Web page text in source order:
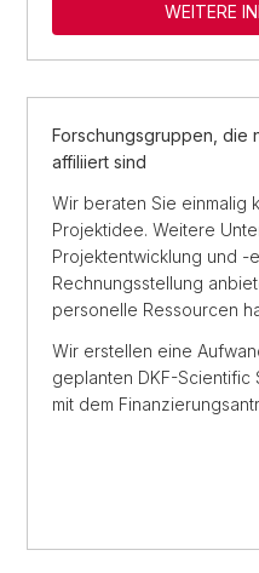
WEITERE
Forschungsgruppen, die
affiliiert sind
Wir beraten Sie einmalig
Projektidee. Weitere
Projektentwicklung und
Rechnungsstellung
personelle Ressourcen
Wir erstellen eine
geplanten DKF-Scientific
mit dem